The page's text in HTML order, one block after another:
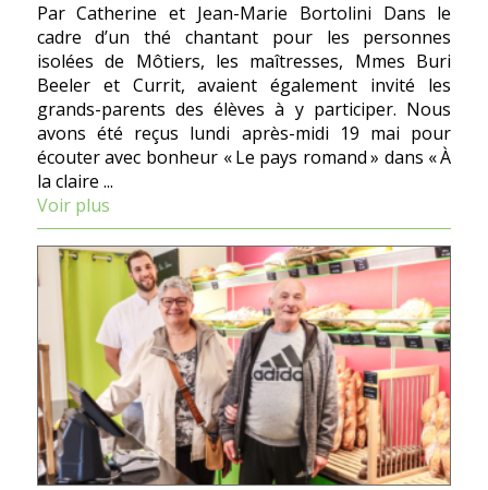
Par Catherine et Jean-Marie Bortolini Dans le
cadre d’un thé chantant pour les personnes
isolées de Môtiers, les maîtresses, Mmes Buri
Beeler et Currit, avaient également invité les
grands-parents des élèves à y participer. Nous
avons été reçus lundi après-midi 19 mai pour
écouter avec bonheur « Le pays romand » dans « À
la claire ...
Voir plus